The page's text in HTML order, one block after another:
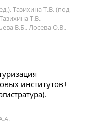
Тазихина Т.В. (под
Т.В.,
В.Б., Лосева О.В.,
институтов+